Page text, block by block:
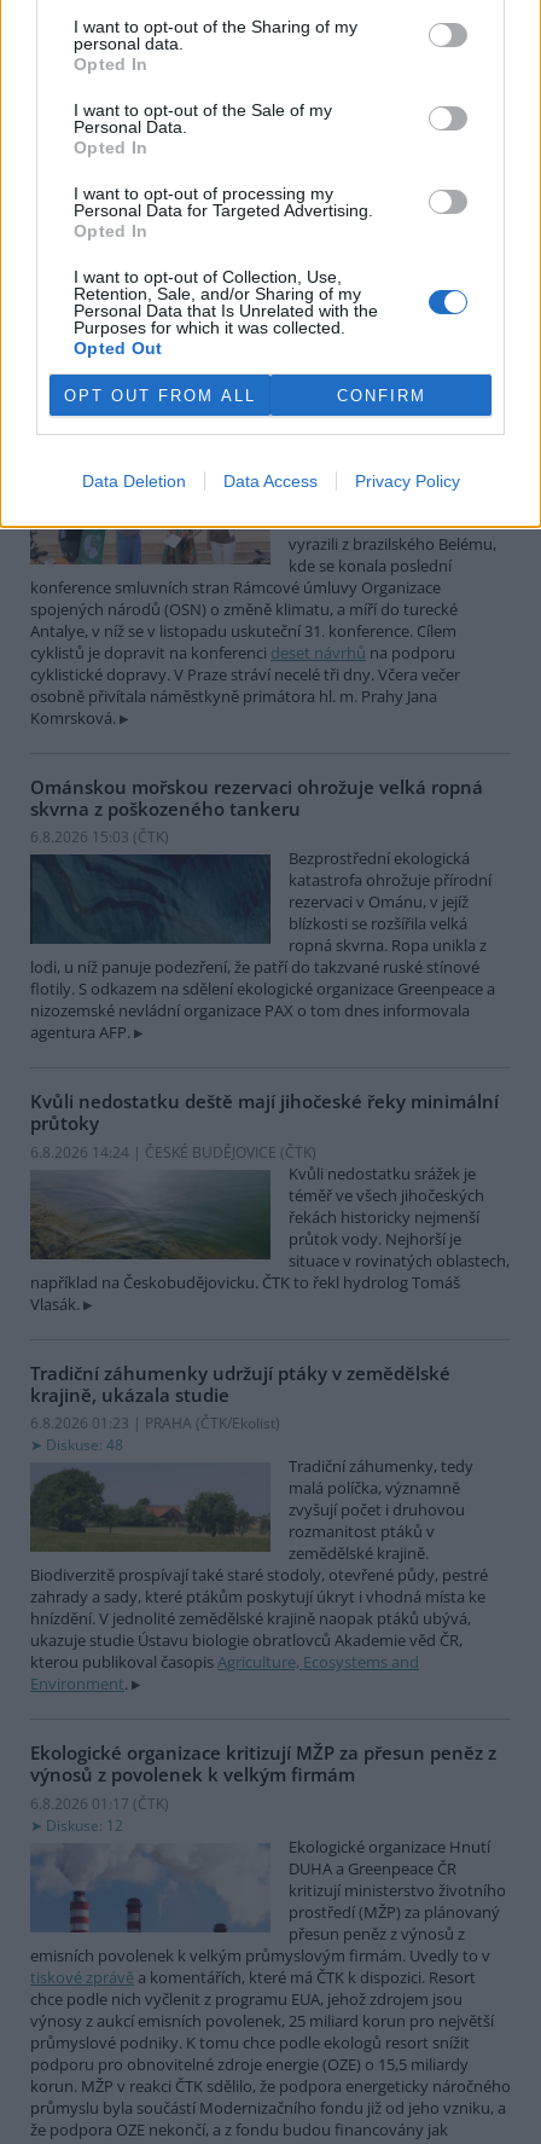
I want to opt-out of the Sharing of my
personal data.
Opted In
I want to opt-out of the Sale of my
Personal Data.
Opted In
I want to opt-out of processing my
Personal Data for Targeted Advertising.
Opted In
I want to opt-out of Collection, Use,
Retention, Sale, and/or Sharing of my
Personal Data that Is Unrelated with the
Purposes for which it was collected.
Opted Out
OPT OUT FROM ALL CONFIRM
Data Deletion Data Access Privacy Policy
Veterináři v horku ošetřují více zvířat, ohrožení jsou psi
se zploštělým čumákem
Veterináři v současných
podle nich patří plemena psů s
krátkou lebkou a zploštělým
čumákem, jako jsou například mopsi nebo buldočci, starší jedinci a
vyhledávají veterinární ošetření nejčastěji kvůli přehřátí organismu,
dehydrataci nebo kolapsu. ČTK to sdělila viceprezidentka Komory
veterinárních lékařů ČR Kateřina Valdhans.
Do Prahy dorazili jezdci cyklistické štafety, míří na
konferenci o klimatu
6.8.2026 15:08 | PRAHA (ČTK)
Do Prahy dnes dorazili jezdci
COP Bike Ride. Účastníci
vyrazili z brazilského Belému,
kde se konala poslední
konference smluvních stran Rámcové úmluvy Organizace
spojených národů (OSN) o změně klimatu, a míří do turecké
Antalye, v níž se v listopadu uskuteční 31. konference. Cílem
cyklistů je dopravit na konferenci deset návrhů na podporu
cyklistické dopravy. V Praze stráví necelé tři dny. Včera večer
osobně přivítala náměstkyně primátora hl. m. Prahy Jana
Komrsková.
Ománskou mořskou rezervaci ohrožuje velká ropná
skvrna z poškozeného tankeru
6.8.2026 15:03 (ČTK)
Bezprostřední ekologická
katastrofa ohrožuje přírodní
rezervaci v Ománu, v jejíž
blízkosti se rozšířila velká
ropná skvrna. Ropa unikla z
lodi, u níž panuje podezření, že patří do takzvané ruské stínové
flotily. S odkazem na sdělení ekologické organizace Greenpeace a
nizozemské nevládní organizace PAX o tom dnes informovala
agentura AFP.
Kvůli nedostatku deště mají jihočeské řeky minimální
průtoky
6.8.2026 14:24 | ČESKÉ BUDĚJOVICE (ČTK)
Kvůli nedostatku srážek je
téměř ve všech jihočeských
řekách historicky nejmenší
průtok vody. Nejhorší je
situace v rovinatých oblastech,
například na Českobudějovicku. ČTK to řekl hydrolog Tomáš
Vlasák.
Tradiční záhumenky udržují ptáky v zemědělské
krajině, ukázala studie
6.8.2026 01:23 | PRAHA (ČTK/Ekolist)
Diskuse: 48
Tradiční záhumenky, tedy
malá políčka, významně
zvyšují počet i druhovou
rozmanitost ptáků v
zemědělské krajině.
Biodiverzitě prospívají také staré stodoly, otevřené půdy, pestré
zahrady a sady, které ptákům poskytují úkryt i vhodná místa ke
hnízdění. V jednolité zemědělské krajině naopak ptáků ubývá,
ukazuje studie Ústavu biologie obratlovců Akademie věd ČR,
kterou publikoval časopisAgriculture, Ecosystems and
Environment.
Ekologické organizace kritizují MŽP za přesun peněz z
výnosů z povolenek k velkým firmám
6.8.2026 01:17 (ČTK)
Diskuse: 12
Ekologické organizace Hnutí
DUHA a Greenpeace ČR
kritizují ministerstvo životního
prostředí (MŽP) za plánovaný
přesun peněz z výnosů z
emisních povolenek k velkým průmyslovým firmám. Uvedly to v
tiskové zprávě a komentářích, které má ČTK k dispozici. Resort
chce podle nich vyčlenit z programu EUA, jehož zdrojem jsou
výnosy z aukcí emisních povolenek, 25 miliard korun pro největší
průmyslové podniky. K tomu chce podle ekologů resort snížit
podporu pro obnovitelné zdroje energie (OZE) o 15,5 miliardy
korun. MŽP v reakci ČTK sdělilo, že podpora energeticky náročného
průmyslu byla součástí Modernizačního fondu již od jeho vzniku, a
že podpora OZE nekončí, a z fondu budou financovány jak